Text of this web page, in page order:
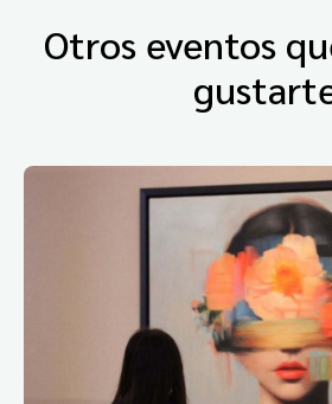
Otros eventos